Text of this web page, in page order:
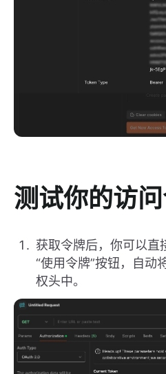
测试你的访
获取令牌后，你可以
“使用令牌”按钮，自动
权头中。